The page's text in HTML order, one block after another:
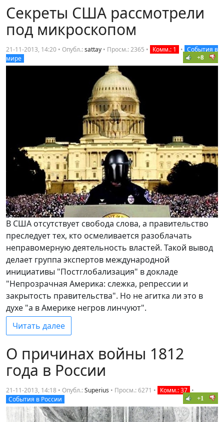
Секреты США рассмотрели
под микроскопом
21-11-2013, 14:20 • Опубл.:sattay • Просм.: 2365 • Комм.: 1 • События в
мире
+8
В США отсутствует свобода слова, а правительство
преследует тех, кто осмеливается разоблачать
неправомерную деятельность властей. Такой вывод
делает группа экспертов международной
инициативы "Постглобализация" в докладе
"Непрозрачная Америка: слежка, репрессии и
закрытость правительства". Но не агитка ли это в
духе "а в Америке негров линчуют".
Читать далее
О причинах войны 1812
года в России
21-11-2013, 14:18 • Опубл.:Superius • Просм.: 6271 • Комм.: 37 •
События в России
+1